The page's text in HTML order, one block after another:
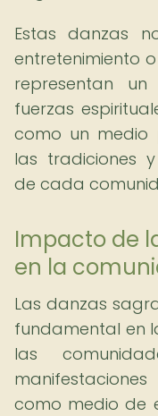
Estas danzas
entretenimiento
representan
fuerzas
como un medio
las tradiciones
de cada
Impacto de
en la
Las danzas
fundamental en
las
como medio de